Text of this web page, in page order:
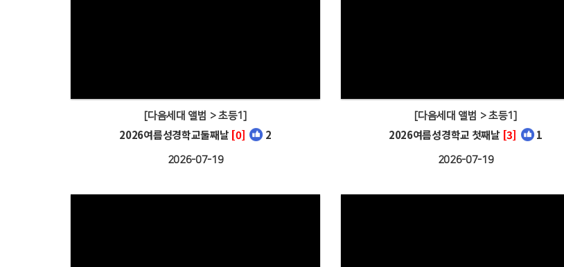
[다음세대 앨범 > 초등1]
2026여름성경학교둘째날 [0] 2
2026-07-19
[다음세대 앨범 > 초등1]
2026여름성경학교 첫째날 [3] 1
2026-07-19